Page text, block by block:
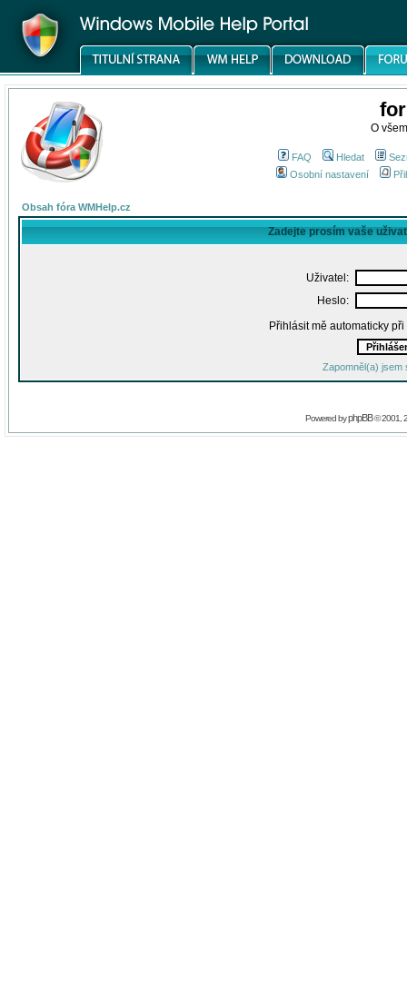
O
FAQ Hledat
Osobní nastavení
Obsah fóra WMHelp.cz
Zadejte prosím vaše
Uživatel:
Heslo:
Přihlásit mě automaticky
Zapomněl(a) jsem
Powered byphpBB© 2001,